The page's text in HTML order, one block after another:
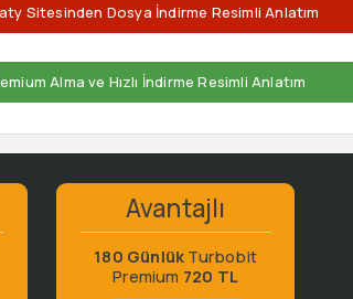
Sitesinden Dosya İndirme Resimli Anlatım
Alma ve Hızlı İndirme Resimli Anlatım
Avantajlı
180 Günlük Turbobit
Premium 720 TL